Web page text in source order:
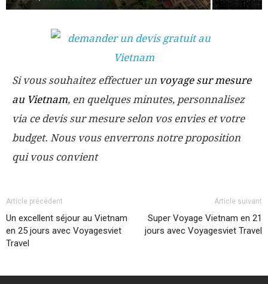
Si vous souhaitez effectuer un voyage sur mesure
au Vietnam, en quelques minutes, personnalisez
via ce devis sur mesure selon vos envies et votre
budget. Nous vous enverrons notre proposition
qui vous convient
Article précédent
Un excellent séjour au Vietnam
en 25 jours avec Voyagesviet
Travel
Article suivant
Super Voyage Vietnam en 21
jours avec Voyagesviet Travel